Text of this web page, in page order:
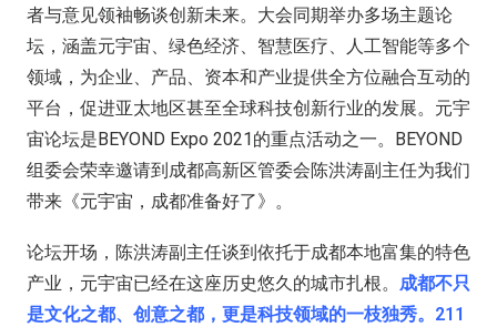
者与意见领袖畅谈创新未来。大会同期举办多场主题论
坛，涵盖元宇宙、绿色经济、智慧医疗、人工智能等多个
领域，为企业、产品、资本和产业提供全方位融合互动的
平台，促进亚太地区甚至全球科技创新行业的发展。元宇
宙论坛是BEYOND Expo 2021的重点活动之一。BEYOND
组委会荣幸邀请到成都高新区管委会陈洪涛副主任为我们
带来《元宇宙，成都准备好了》。
论坛开场，陈洪涛副主任谈到依托于成都本地富集的特色
产业，元宇宙已经在这座历史悠久的城市扎根。 成都不只
是文化之都、创意之都，更是科技领域的一枝独秀。211